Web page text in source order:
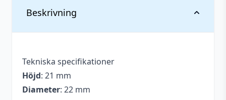
Beskrivning
Tekniska specifikationer
Höjd: 21 mm
Diameter: 22 mm
Vikt
Diameter
22 mm
Typ